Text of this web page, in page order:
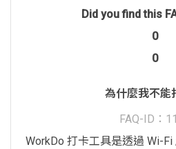
Did you find this
0
0
為什麼我不能
FAQ-ID：
WorkDo 打卡工具是透過 Wi-